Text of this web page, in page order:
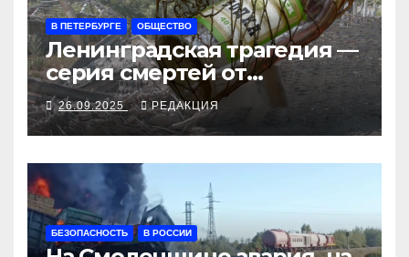
В ПЕТЕРБУРГЕ ОБЩЕСТВО
Ленинградская трагедия —
серия смертей от
алкосуррогата
26.09.2025 РЕДАКЦИЯ
БЕЗОПАСНОСТЬ В РОССИИ